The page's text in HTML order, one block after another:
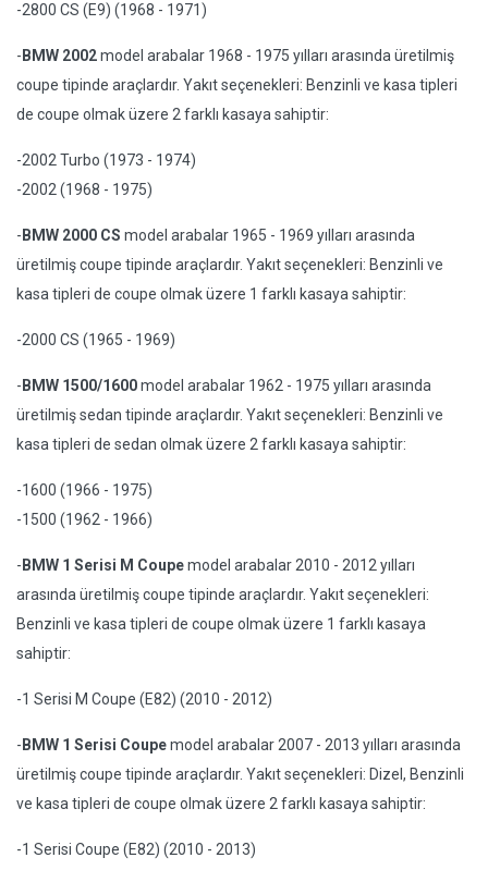
-2800 CS (E9) (1968 - 1971)
- BMW 2002model arabalar 1968 - 1975 yılları arasında üretilmiş
coupe tipinde araçlardır. Yakıt seçenekleri: Benzinli ve kasa tipleri
de coupe olmak üzere 2 farklı kasaya sahiptir:
-2002 Turbo (1973 - 1974)
-2002 (1968 - 1975)
- BMW 2000 CS model arabalar 1965 - 1969 yılları arasında
üretilmiş coupe tipinde araçlardır. Yakıt seçenekleri: Benzinli ve
kasa tipleri de coupe olmak üzere 1 farklı kasaya sahiptir:
-2000 CS (1965 - 1969)
- BMW 1500/1600model arabalar 1962 - 1975 yılları arasında
üretilmiş sedan tipinde araçlardır. Yakıt seçenekleri: Benzinli ve
kasa tipleri de sedan olmak üzere 2 farklı kasaya sahiptir:
-1600 (1966 - 1975)
-1500 (1962 - 1966)
- BMW 1 Serisi M Coupemodel arabalar 2010 - 2012 yılları
arasında üretilmiş coupe tipinde araçlardır. Yakıt seçenekleri:
Benzinli ve kasa tipleri de coupe olmak üzere 1 farklı kasaya
sahiptir:
-1 Serisi M Coupe (E82) (2010 - 2012)
- BMW 1 Serisi Coupemodel arabalar 2007 - 2013 yılları arasında
üretilmiş coupe tipinde araçlardır. Yakıt seçenekleri: Dizel, Benzinli
ve kasa tipleri de coupe olmak üzere 2 farklı kasaya sahiptir:
-1 Serisi Coupe (E82) (2010 - 2013)